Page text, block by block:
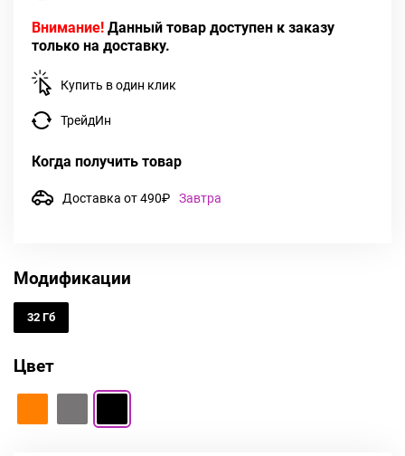
Внимание! Данный товар доступен к заказу
только на доставку.
Купить в один клик
ТрейдИн
Когда получить товар
Доставка от 490₽ Завтра
Модификации
32 Гб
Цвет